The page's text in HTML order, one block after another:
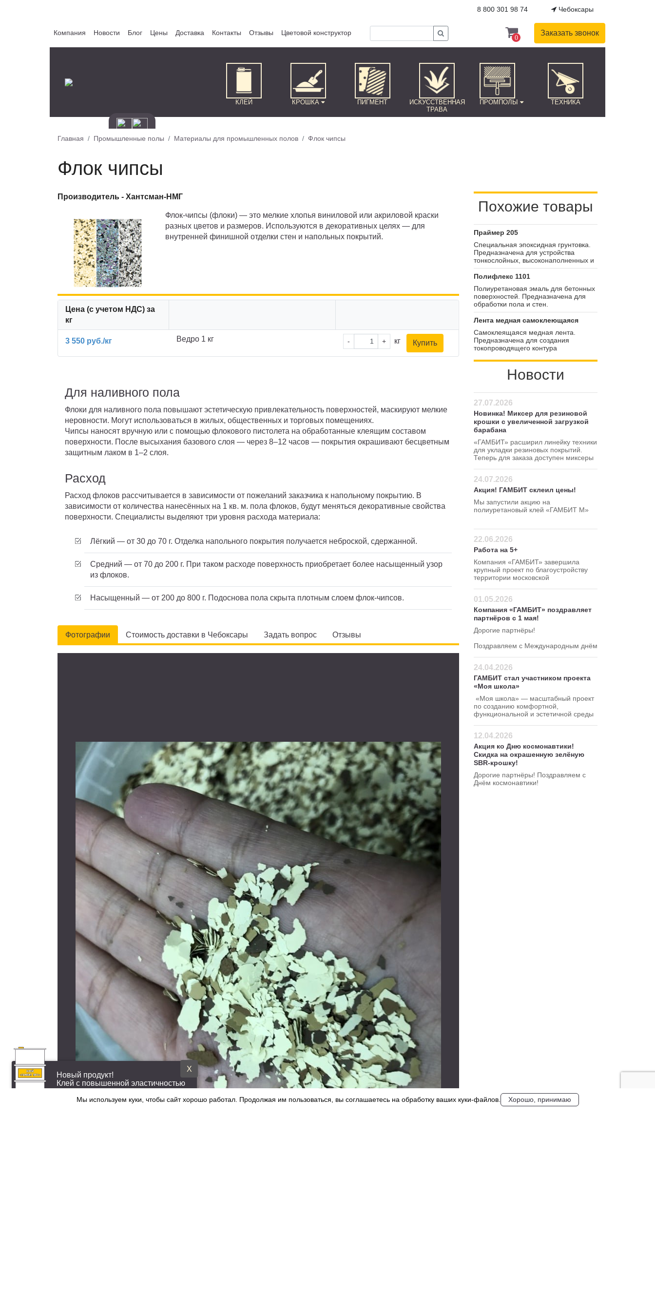
8 800 301 98 74 Чебоксары
Компания Новости Блог Цены Доставка Контакты Отзывы Цветовой конструктор
0
Заказать звонок
КЛЕЙ КРОШКА ПИГМЕНТ
ИСКУССТВЕННАЯ
ТРАВА
ПРОМПОЛЫ ТЕХНИКА
Главная Промышленные полы Материалы для промышленных полов Флок чипсы
Флок чипсы
Производитель - Хантсман-НМГ
Флок-чипсы (флоки) — это мелкие хлопья виниловой или акриловой краски
разных цветов и размеров. Используются в декоративных целях — для
внутренней финишной отделки стен и напольных покрытий.
Цена (с учетом НДС) за
кг
3 550 руб./кг Ведро 1 кг - + кг Купить
Для наливного пола
Флоки для наливного пола повышают эстетическую привлекательность поверхностей, маскируют мелкие
неровности. Могут использоваться в жилых, общественных и торговых помещениях.
Чипсы наносят вручную или с помощью флокового пистолета на обработанные клеящим составом
поверхности. После высыхания базового слоя — через 8–12 часов — покрытия окрашивают бесцветным
защитным лаком в 1–2 слоя.
Расход
Расход флоков рассчитывается в зависимости от пожеланий заказчика к напольному покрытию. В
зависимости от количества нанесённых на 1 кв. м. пола флоков, будут меняться декоративные свойства
поверхности. Специалисты выделяют три уровня расхода материала:
Лёгкий — от 30 до 70 г. Отделка напольного покрытия получается неброской, сдержанной.
Средний — от 70 до 200 г. При таком расходе поверхность приобретает более насыщенный узор
из флоков.
Насыщенный — от 200 до 800 г. Подоснова пола скрыта плотным слоем флок-чипсов.
Фотографии Стоимость доставки в Чебоксары Задать вопрос Отзывы
Похожие товары
Праймер 205
Специальная эпоксидная грунтовка.
Предназначена для устройства
тонкослойных, высоконаполненных и
монолитных покрытий. Защищает
поверхности от воздействия водных и
Полифлекс 1101
Полиуретановая эмаль для бетонных
поверхностей. Предназначена для
обработки пола и стен.
Предотвращает пыление, защищает
покрытия от воздействия влаги.
Лента медная самоклеющаяся
Самоклеящаяся медная лента.
Предназначена для создания
токопроводящего контура
на огрунтованные поверхности.
Новости
27.07.2026
Новинка! Миксер для резиновой
крошки с увеличенной загрузкой
барабана
«ГАМБИТ» расширил линейку техники
для укладки резиновых покрытий.
Теперь для заказа доступен миксеры
24.07.2026
Акция! ГАМБИТ склеил цены!
Мы запустили акцию на
полиуретановый клей «ГАМБИТ М»
22.06.2026
Работа на 5+
Компания «ГАМБИТ» завершила
крупный проект по благоустройству
территории московской
01.05.2026
Компания «ГАМБИТ» поздравляет
партнёров с 1 мая!
Дорогие партнёры!
Поздравляем с Международным днём
24.04.2026
ГАМБИТ стал участником проекта
«Моя школа»
«Моя школа» — масштабный проект
по созданию комфортной,
функциональной и эстетичной среды
12.04.2026
Акция ко Дню космонавтики!
Скидка на окрашенную зелёную
SBR-крошку!
Дорогие партнёры! Поздравляем с
Днём космонавтики!
X
Новый продукт!
Клей с повышенной эластичностью
Мы используем куки, чтобы сайт хорошо работал. Продолжая им пользоваться, вы соглашаетесь на обработку ваших куки‑файлов. Хорошо, принимаю